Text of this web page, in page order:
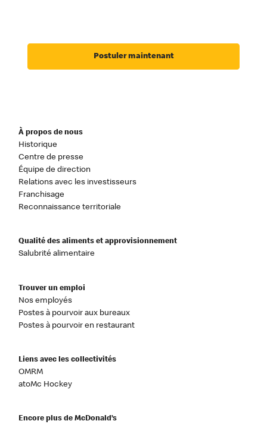
Postuler maintenant
À propos de nous
Historique
Centre de presse
Équipe de direction
Relations avec les investisseurs
Franchisage
Reconnaissance territoriale
Qualité des aliments et approvisionnement
Salubrité alimentaire
Trouver un emploi
Nos employés
Postes à pourvoir aux bureaux
Postes à pourvoir en restaurant
Liens avec les collectivités
OMRM
atoMc Hockey
Encore plus de McDonald’s